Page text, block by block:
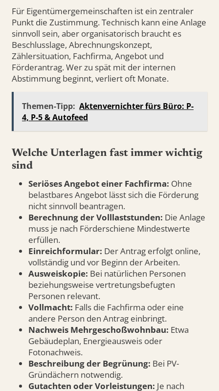
Für Eigentümergemeinschaften ist ein zentraler
Punkt die Zustimmung. Technisch kann eine Anlage
sinnvoll sein, aber organisatorisch braucht es
Beschlusslage, Abrechnungskonzept,
Zählersituation, Fachfirma, Angebot und
Förderantrag. Wer zu spät mit der internen
Abstimmung beginnt, verliert oft Monate.
Themen-Tipp: Aktenvernichter fürs Büro: P-
4, P-5 & Autofeed
Welche Unterlagen fast immer wichtig
sind
Seriöses Angebot einer Fachfirma: Ohne
belastbares Angebot lässt sich die Förderung
nicht sinnvoll beantragen.
Berechnung der Volllaststunden: Die Anlage
muss je nach Förderschiene Mindestwerte
erfüllen.
Einreichformular: Der Antrag erfolgt online,
vollständig und vor Beginn der Arbeiten.
Ausweiskopie: Bei natürlichen Personen
beziehungsweise vertretungsbefugten
Personen relevant.
Vollmacht: Falls die Fachfirma oder eine
andere Person den Antrag einbringt.
Nachweis Mehrgeschoßwohnbau: Etwa
Gebäudeplan, Energieausweis oder
Fotonachweis.
Beschreibung der Begrünung: Bei PV-
Gründächern notwendig.
Gutachten oder Vorleistungen: Je nach